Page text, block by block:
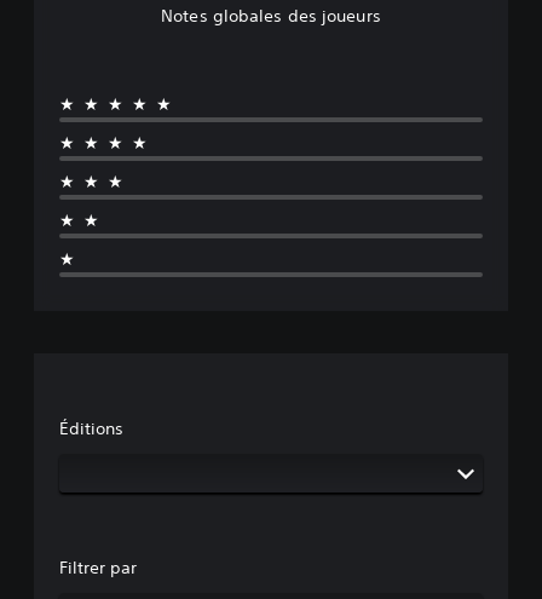
Notes globales des joueurs
★★★★★
★★★★
★★★
★★
★
Éditions
Filtrer par